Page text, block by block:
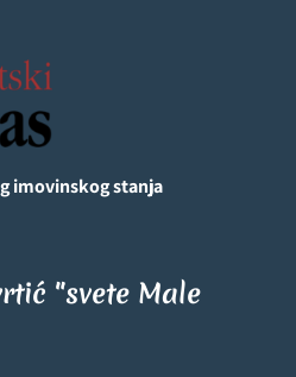
imovinskog stanja
"svete Male